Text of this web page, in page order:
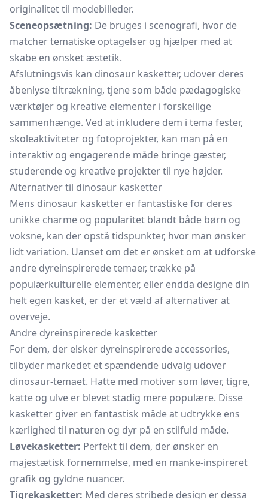
originalitet til modebilleder.
Sceneopsætning: De bruges i scenografi, hvor de
matcher tematiske optagelser og hjælper med at
skabe en ønsket æstetik.
Afslutningsvis kan dinosaur kasketter, udover deres
åbenlyse tiltrækning, tjene som både pædagogiske
værktøjer og kreative elementer i forskellige
sammenhænge. Ved at inkludere dem i tema fester,
skoleaktiviteter og fotoprojekter, kan man på en
interaktiv og engagerende måde bringe gæster,
studerende og kreative projekter til nye højder.
Alternativer til dinosaur kasketter
Mens dinosaur kasketter er fantastiske for deres
unikke charme og popularitet blandt både børn og
voksne, kan der opstå tidspunkter, hvor man ønsker
lidt variation. Uanset om det er ønsket om at udforske
andre dyreinspirerede temaer, trække på
populærkulturelle elementer, eller endda designe din
helt egen kasket, er der et væld af alternativer at
overveje.
Andre dyreinspirerede kasketter
For dem, der elsker dyreinspirerede accessories,
tilbyder markedet et spændende udvalg udover
dinosaur-temaet. Hatte med motiver som løver, tigre,
katte og ulve er blevet stadig mere populære. Disse
kasketter giver en fantastisk måde at udtrykke ens
kærlighed til naturen og dyr på en stilfuld måde.
Løvekasketter: Perfekt til dem, der ønsker en
majestætisk fornemmelse, med en manke-inspireret
grafik og gyldne nuancer.
Tigrekasketter: Med deres stribede design er dessa